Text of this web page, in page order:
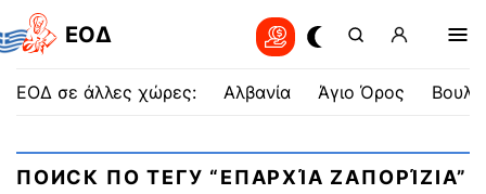
EOΔ
ΕΟΔ σε άλλες χώρες: Αλβανία Άγιο Όρος
ПОИСК ПО ТЕГУ “ΕΠΑΡΧΊΑ ΖΑΠΟΡΊΖΙΑ”